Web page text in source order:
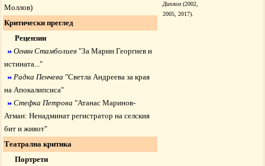
Моллов)
Критически преглед
Рецензии
Огнян Стамболиев "За Марин Георгиев и
истината..."
Радка Пенчева "Светла Андреева за края
на Апокалипсиса"
Стефка Петрова "Атанас Маринов-
Атман: Ненадминат регистратор на селския
бит и живот"
Театрална критика
Портрети
Диплом (2002,
2005, 2017).